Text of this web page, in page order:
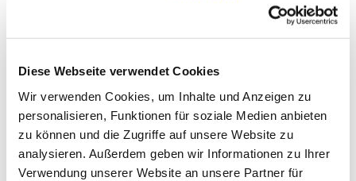
Diese Webseite verwendet Cookies
Wir verwenden Cookies, um Inhalte und Anzeigen zu
personalisieren, Funktionen für soziale Medien anbieten
zu können und die Zugriffe auf unsere Website zu
analysieren. Außerdem geben wir Informationen zu Ihrer
Verwendung unserer Website an unsere Partner für
19103Zugriffe
Letzter Beitrag
audiolet
Fr., 22. Jan 2021 19:37
Kontenlisten
von
stroebelhv
Mi., 13. Jan 2021 14:50
3Antworten
20357Zugriffe